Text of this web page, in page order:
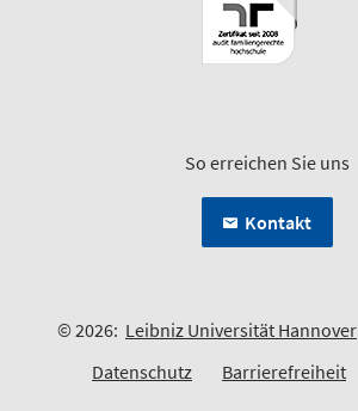
So erreichen Sie uns
Kontakt
© 2026: Leibniz Universität Hannover
Datenschutz
Barrierefreiheit